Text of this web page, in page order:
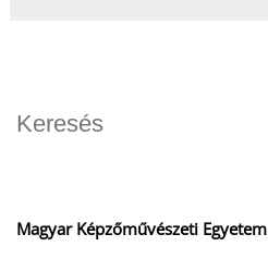
Magyar Képzőművészeti Egyetem